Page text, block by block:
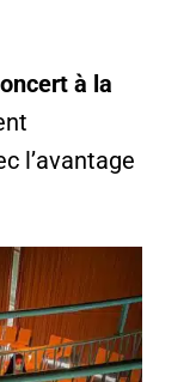
à la
l’avantage